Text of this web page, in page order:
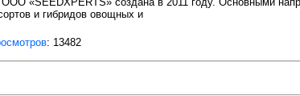
и гибридов овощных и
: 13482